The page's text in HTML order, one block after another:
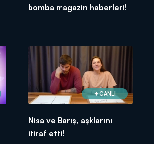
bomba magazin haberleri!
CANLI
Nisa ve Barış, aşklarını
itiraf etti!